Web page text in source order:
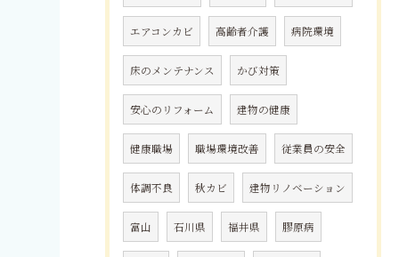
エアコンカビ 高齢者介護 病院環境
床のメンテナンス かび対策
安心のリフォーム 建物の健康
健康職場 職場環境改善 従業員の安全
体調不良 秋カビ 建物リノベーション
富山 石川県 福井県 膠原病